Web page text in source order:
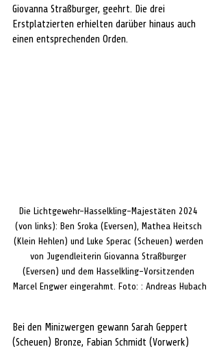
Giovanna Straßburger, geehrt. Die drei
Erstplatzierten erhielten darüber hinaus auch
einen entsprechenden Orden.
Die Lichtgewehr-Hasselkling-Majestäten 2024
(von links): Ben Sroka (Eversen), Mathea Heitsch
(Klein Hehlen) und Luke Sperac (Scheuen) werden
von Jugendleiterin Giovanna Straßburger
(Eversen) und dem Hasselkling-Vorsitzenden
Marcel Engwer eingerahmt. Foto: : Andreas Hubach
Bei den Minizwergen gewann Sarah Geppert
(Scheuen) Bronze, Fabian Schmidt (Vorwerk)